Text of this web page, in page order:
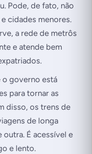
Pode, de fato, não
cidades menores.
a rede de metrôs
e atende bem
o governo está
para tornar as
disso, os trens de
de longa
outra. É acessível e
e lento.